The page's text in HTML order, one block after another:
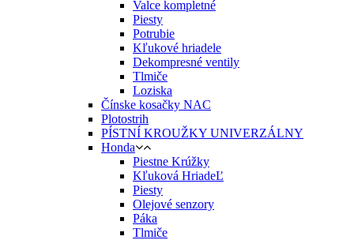
Valce kompletné
Piesty
Potrubie
Kľukové hriadele
Dekompresné ventily
Tlmiče
Loziska
Čínske kosačky NAC
Plotostrih
PÍSTNÍ KROUŽKY UNIVERZÁLNY
Honda
Piestne Krúžky
Kľuková HriadeĽ
Piesty
Olejové senzory
Páka
Tlmiče